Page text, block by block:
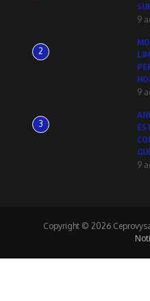
9
2
9
3
9
Copyright © 2026